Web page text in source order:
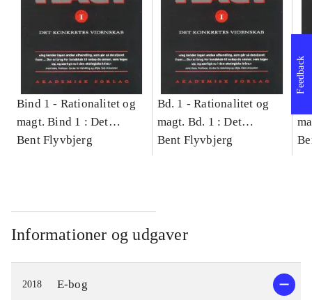
Bind 1 - Rationalitet og
magt. Bind 1 : Det
konkretes videnskab
Bent Flyvbjerg
Bd. 1 -Rationalitet og
magt. Bd. 1 : Det
konkretes videnskab
Bent Flyvbjerg
Informationer og udgaver
2018 E-bog
Feedback